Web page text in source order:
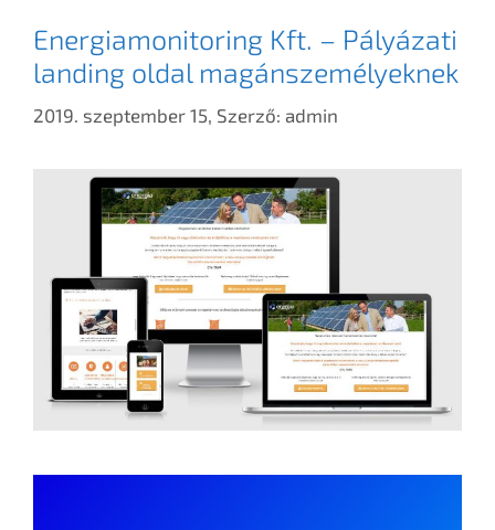
Energiamonitoring Kft. – Pályázati
landing oldal magánszemélyeknek
2019. szeptember 15, Szerző: admin